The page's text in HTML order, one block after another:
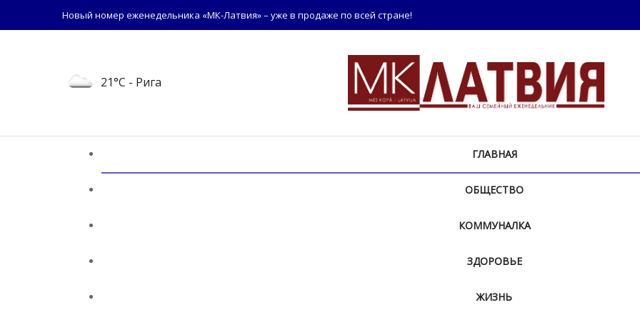
Новый номер еженедельника «МК-Латвия» – уже в продаже по всей стране!
21°C - Рига
ГЛАВНАЯ
ОБЩЕСТВО
КОММУНАЛКА
ЗДОРОВЬЕ
ЖИЗНЬ